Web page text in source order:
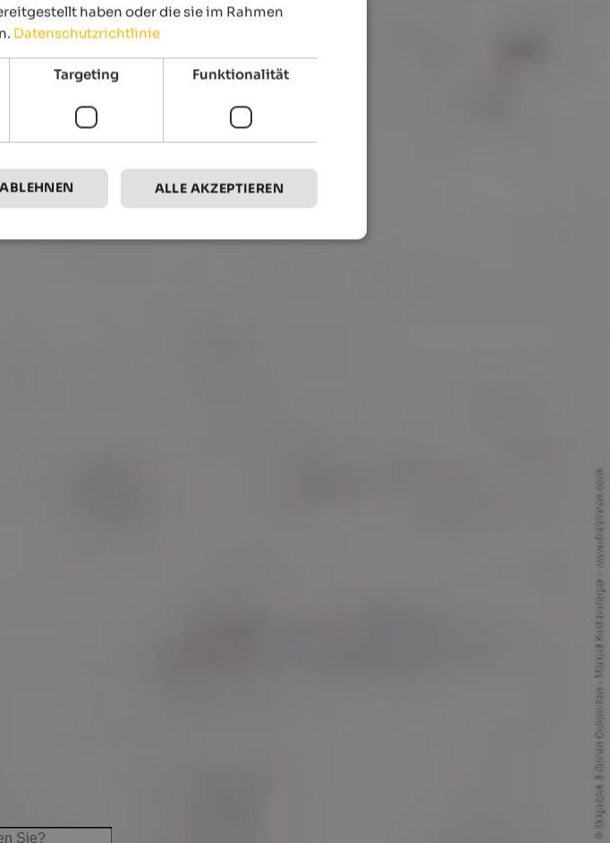
© Skigebiet 3 Zinnen Dolomiten - Manuel Kottersteger - www.dreizinnen.com
haben oder die sie im Rahmen
Datenschutzrichtlinie
Targeting Funktionalität
ALLE AKZEPTIEREN